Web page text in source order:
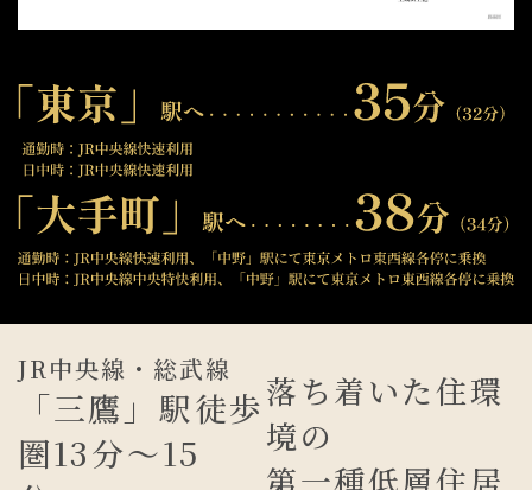
JR中央線・総武線
「三鷹 」 駅徒歩
圏13分～15
落ち着いた住環
境の
第一種低層住居